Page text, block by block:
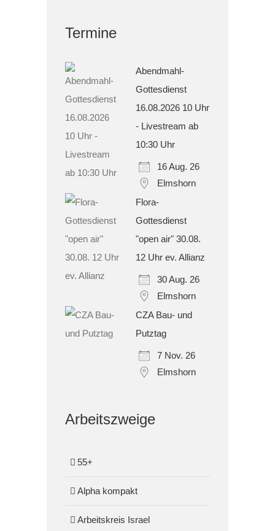
Termine
Abendmahl-
Gottesdienst
16.08.2026 10 Uhr
- Livestream ab
10:30 Uhr
16 Aug. 26
Elmshorn
Flora-
Gottesdienst
"open air" 30.08.
12 Uhr ev. Allianz
30 Aug. 26
Elmshorn
CZA Bau- und
Putztag
7 Nov. 26
Elmshorn
Arbeitszweige
55+
Alpha kompakt
Arbeitskreis Israel